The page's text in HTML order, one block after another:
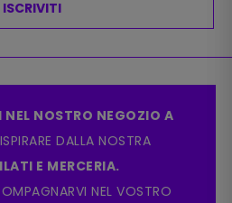
ISCRIVITI
NOSTRO NEGOZIO A
DALLA NOSTRA
E MERCERIA.
NEL VOSTRO